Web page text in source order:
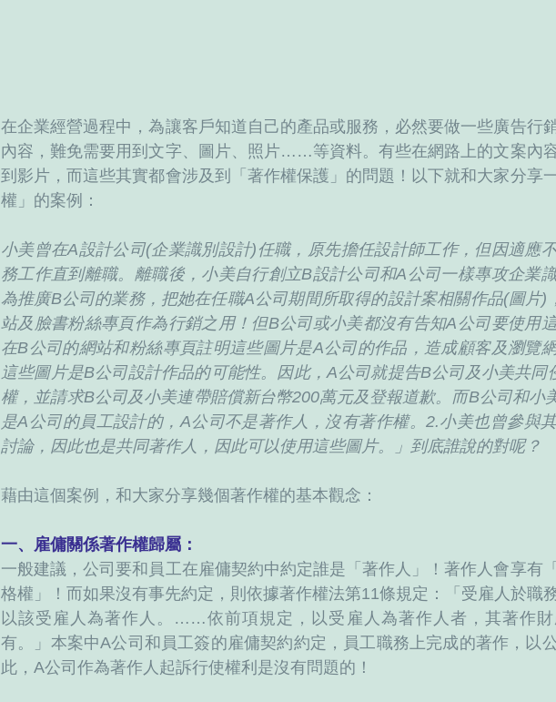
在企業經營過程中，為讓客戶知道自己的產品或服務，必然要做一些廣告行
內容，難免需要用到文字、圖片、照片……等資料。有些在網路上的文案內
到影片，而這些其實都會涉及到「著作權保護」的問題！以下就和大家分享
權」的案例：
小美曾在A設計公司(企業識別設計)任職，原先擔任設計師工作，但因適應
務工作直到離職。離職後，小美自行創立B設計公司和A公司一樣專攻企業
為推廣B公司的業務，把她在任職A公司期間所取得的設計案相關作品(圖片)
站及臉書粉絲專頁作為行銷之用！但B公司或小美都沒有告知A公司要使用
在B公司的網站和粉絲專頁註明這些圖片是A公司的作品，造成顧客及瀏覽
這些圖片是B公司設計作品的可能性。因此，A公司就提告B公司及小美共同
權，並請求B公司及小美連帶賠償新台幣200萬元及登報道歉。而B公司和小
是A公司的員工設計的，A公司不是著作人，沒有著作權。2.小美也曾參與
討論，因此也是共同著作人，因此可以使用這些圖片。」到底誰說的對呢？
藉由這個案例，和大家分享幾個著作權的基本觀念：
一、雇傭關係著作權歸屬：
一般建議，公司要和員工在雇傭契約中約定誰是「著作人」！著作人會享有
格權」！而如果沒有事先約定，則依據著作權法第11條規定：「受雇人於職
以該受雇人為著作人。……依前項規定，以受雇人為著作人者，其著作
有。」本案中A公司和員工簽的雇傭契約約定，員工職務上完成的著作，以
此，A公司作為著作人起訴行使權利是沒有問題的！